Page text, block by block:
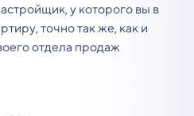
у которого вы в
точно так же, как и
отдела продаж